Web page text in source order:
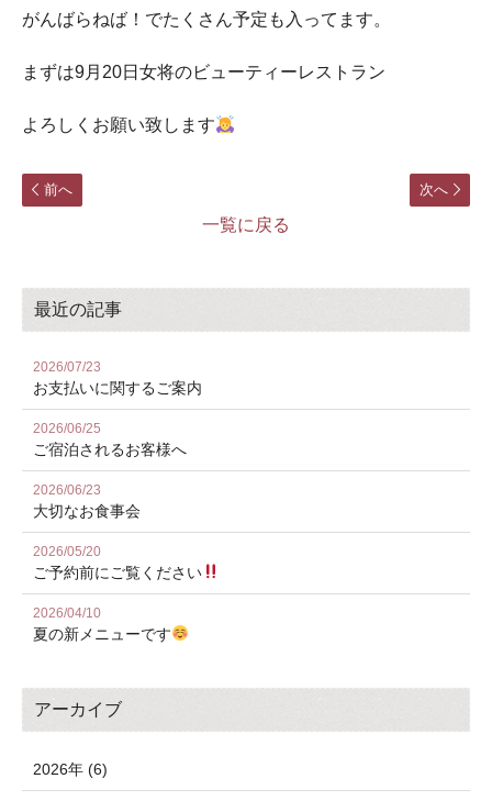
がんばらねば！でたくさん予定も入ってます。
まずは9月20日女将のビューティーレストラン
よろしくお願い致します
次へ
前へ
一覧に戻る
最近の記事
2026/07/23
お⽀払いに関するご案内
2026/06/25
ご宿泊されるお客様へ
2026/06/23
大切なお食事会
2026/05/20
ご予約前にご覧ください
2026/04/10
夏の新メニューです
アーカイブ
2026年 (6)